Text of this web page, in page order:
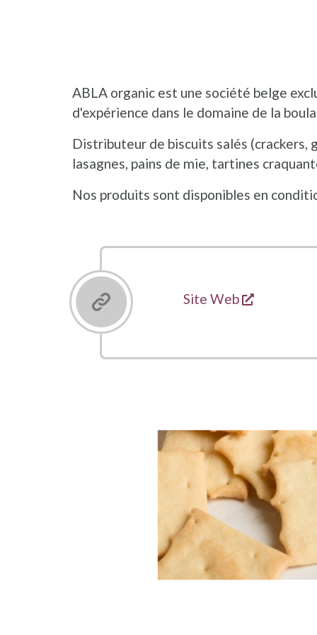
ABLA organic est une société belge
d'expérience dans le domaine de la
Distributeur de biscuits salés (crackers,
lasagnes, pains de mie, tartines
Nos produits sont disponibles en
Liens
Site Web s'ouvre